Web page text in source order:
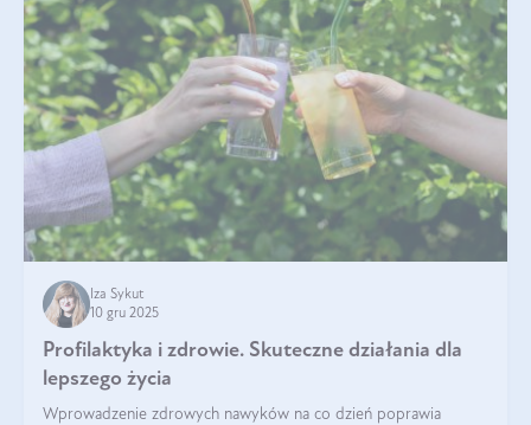
Iza Sykut
10 gru 2025
Profilaktyka i zdrowie. Skuteczne działania dla
lepszego życia
Wprowadzenie zdrowych nawyków na co dzień poprawia